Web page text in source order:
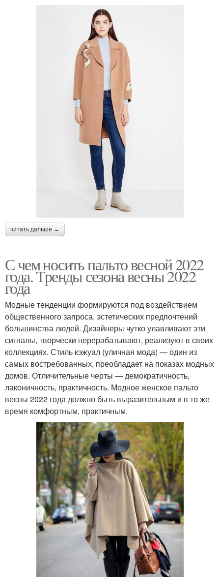
читать дальше →
С чем носить пальто весной 2022
года. Тренды сезона весны 2022
года
Модные тенденции формируются под воздействием
общественного запроса, эстетических предпочтений
большинства людей. Дизайнеры чутко улавливают эти
сигналы, творчески перерабатывают, реализуют в своих
коллекциях. Стиль кэжуал (уличная мода) — один из
самых востребованных, преобладает на показах модных
домов. Отличительные черты — демократичность,
лаконичность, практичность. Модное женское пальто
весны 2022 года должно быть выразительным и в то же
время комфортным, практичным.